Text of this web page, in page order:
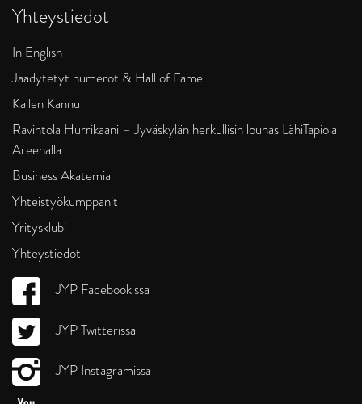
Yhteystiedot
In English
Jäädytetyt numerot & Hall of Fame
Kallen Kannu
Ravintola Hurrikaani – Jyväskylän herkullisin lounas LähiTapiola
Areenalla
Business Akatemia
Yhteistyökumppanit
Yritysklubi
Yhteystiedot
JYP Facebookissa
JYP Twitterissä
JYP Instagramissa